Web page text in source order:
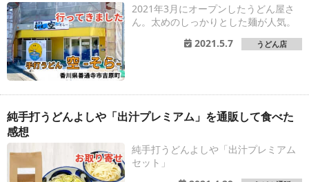
2021年3月にオープンしたうどん屋さ
ん。太めのしっかりとした麺が人気。
2021.5.7
うどん店
純手打うどんよしや「出汁プレミアム」を通販して食べた
感想
純手打うどんよしや「出汁プレミアム
セット」